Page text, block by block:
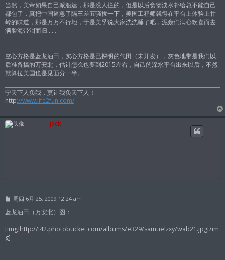
当然，美帝如果自己派船运，那是没人拦的，但是以后食物淡水补给总不能自己
都包了，真把中国逼急了隔三差五骚扰一下，美国工程师就得在平台上体验上甘
岭的味道，那是万万不行地，于是美孚说大家洗洗睡了吧，泥轰们满心欢喜而去
满脸海带泪而归……
空心方格是蓝龙油田，实心方格是已探明的气田（未开发），灰色地带是我们以
后准备搞的万安北，估计怎么也要到2015左右，自己的深水平台出来以后，不然
就算拉美国也是见面分一半。
宁天下人负我，莫让我负天下人！
http://www.life2fun.com/
jack
帖
周四 6月 25, 2009 12:24 am
蓝龙油田（万安北）图：
[img]http://i42.photobucket.com/albums/e329/samuelzxy/wab21.jpg[/im
g]